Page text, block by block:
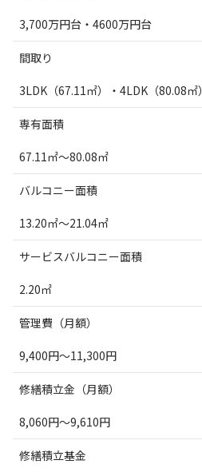
3,700万円台・4600万円台
間取り
3LDK（67.11㎡）・4LDK（80.08㎡）
専有面積
67.11㎡～80.08㎡
バルコニー面積
13.20㎡～21.04㎡
サービスバルコニー面積
2.20㎡
管理費（月額）
9,400円～11,300円
修繕積立金（月額）
8,060円～9,610円
修繕積立基金